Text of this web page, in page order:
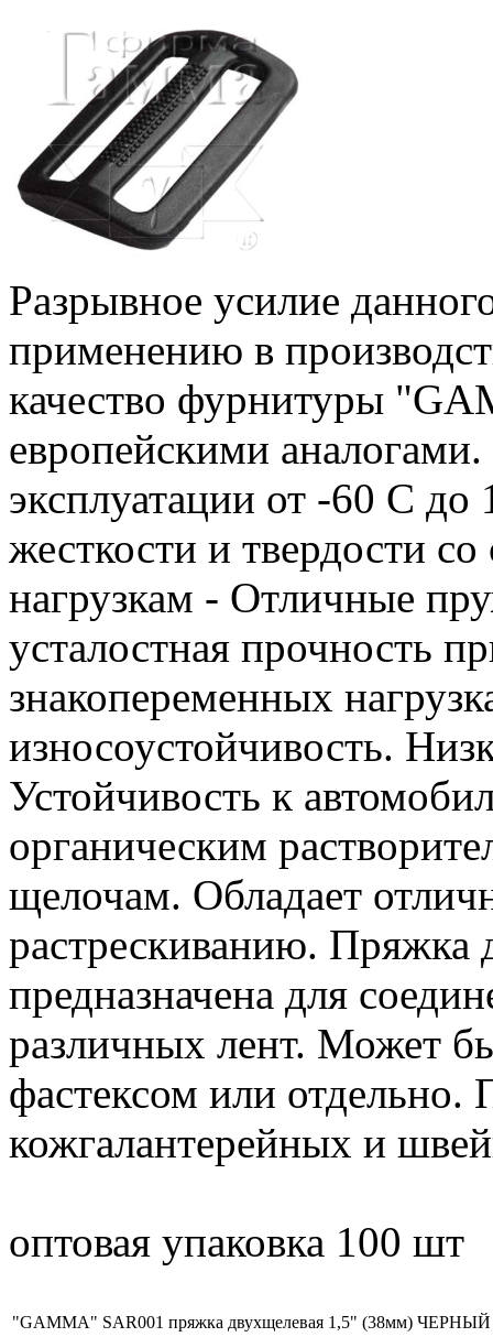
Разрывное усилие
применению в
качество фурнитуры
европейскими
эксплуатации от -60 С
жесткости и твердости
нагрузкам - Отличные
усталостная прочность
знакопеременных
износоустойчивость.
Устойчивость к
органическим
щелочам. Обладает
растрескиванию. Пряжка
предназначена для
различных лент. Может
фастексом или отдельно.
кожгалантерейных и
оптовая упаковка 100 шт
"GAMMA" SAR001 пряжка двухщелевая 1,5" (38мм) ЧЕРНЫЙ